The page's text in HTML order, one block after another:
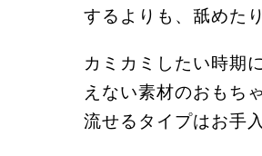
するよりも、舐めた
カミカミしたい時期
えない素材のおもち
流せるタイプはお手